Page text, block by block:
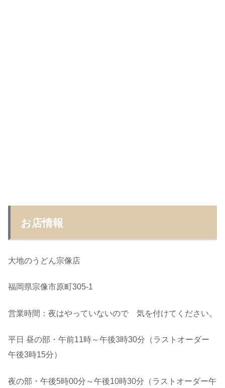
お店情報
大地のうどん宗像店
福岡県宗像市原町305-1
営業時間：夜はやっていないので 気を付けてください。
平日 昼の部・午前11時～午後3時30分（ラストオーダー
午後3時15分）
夜の部・午後5時00分～午後10時30分（ラストオーダー午